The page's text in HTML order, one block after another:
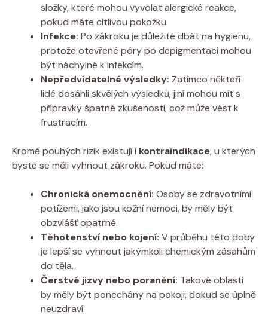
složky, které mohou vyvolat alergické reakce,
pokud máte citlivou pokožku.
Infekce: Po zákroku je důležité dbát na hygienu,
protože otevřené póry po depigmentaci mohou
být náchylné k infekcím.
Nepředvídatelné výsledky: Zatímco někteří
lidé dosáhli skvělých výsledků, jiní mohou mít s
přípravky špatné zkušenosti, což může vést k
frustracím.
Kromě pouhých rizik existují i kontraindikace, u kterých
byste se měli vyhnout zákroku. Pokud máte:
Chronická onemocnění: Osoby se zdravotními
potížemi, jako jsou kožní nemoci, by měly být
obzvlášť opatrné.
Těhotenství nebo kojení: V průběhu této doby
je lepší se vyhnout jakýmkoli chemickým zásahům
do těla.
Čerstvé jizvy nebo poranění: Takové oblasti
by měly být ponechány na pokoji, dokud se úplně
neuzdraví.